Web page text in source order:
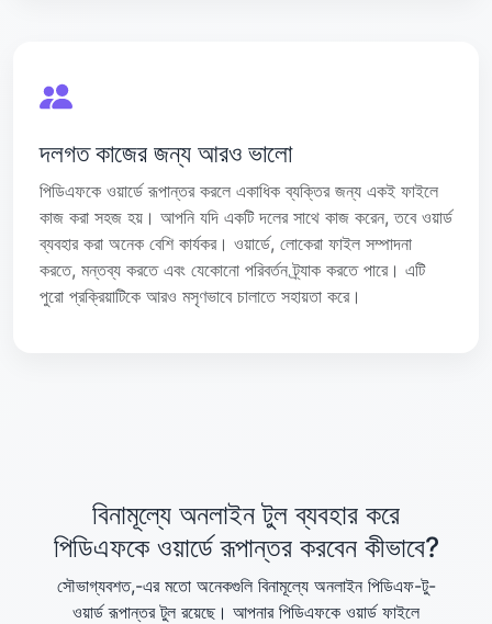
দলগত কাজের জন্য আরও ভালো
পিডিএফকে ওয়ার্ডে রূপান্তর করলে একাধিক ব্যক্তির জন্য একই ফাইলে
কাজ করা সহজ হয়। আপনি যদি একটি দলের সাথে কাজ করেন, তবে ওয়ার্ড
ব্যবহার করা অনেক বেশি কার্যকর। ওয়ার্ডে, লোকেরা ফাইল সম্পাদনা
করতে, মন্তব্য করতে এবং যেকোনো পরিবর্তন ট্র্যাক করতে পারে। এটি
পুরো প্রক্রিয়াটিকে আরও মসৃণভাবে চালাতে সহায়তা করে।
বিনামূল্যে অনলাইন টুল ব্যবহার করে
পিডিএফকে ওয়ার্ডে রূপান্তর করবেন কীভাবে?
সৌভাগ্যবশত,-এর মতো অনেকগুলি বিনামূল্যে অনলাইন পিডিএফ-টু-
ওয়ার্ড রূপান্তর টুল রয়েছে। আপনার পিডিএফকে ওয়ার্ড ফাইলে